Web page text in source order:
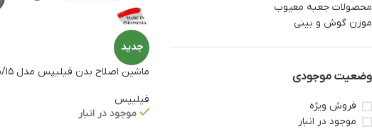
محصولات جعبه معیوب
موزن گوش و بینی
وضعیت موجودی
فروش ویژه
موجود در انبار
جدید
ماشین اصلاح بدن فیلیپس مدل ۱۵/BG3485
فیلیپس
موجود در انبار